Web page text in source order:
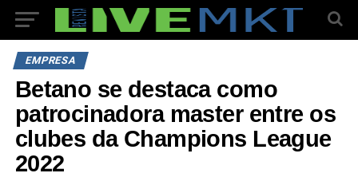
EMPRESA
Betano se destaca como
patrocinadora master entre os
clubes da Champions League
2022